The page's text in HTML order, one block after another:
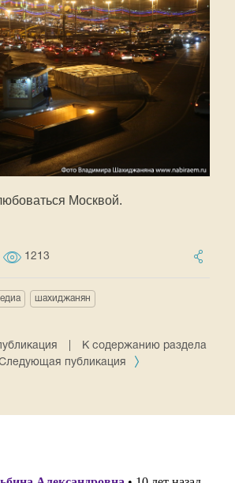
Москвой.
1213
шахиджанян
К содержанию раздела
публикация